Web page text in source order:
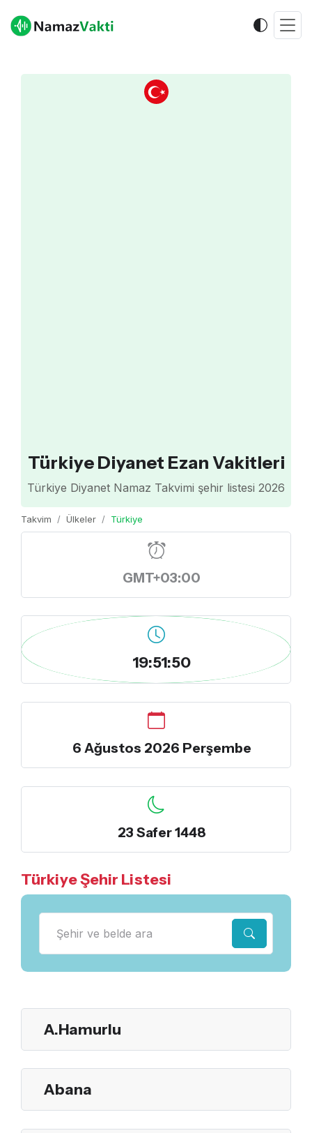
Türkiye Diyanet Ezan Vakitleri
Türkiye Diyanet Namaz Takvimi şehir listesi 2026
Takvim Ülkeler Türkiye
GMT+03:00
19:51:51
6 Ağustos 2026 Perşembe
23 Safer 1448
Türkiye Şehir Listesi
A.Hamurlu
Abana